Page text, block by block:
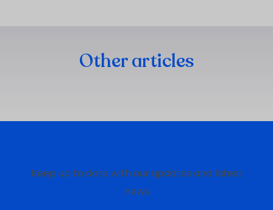
Other articles
Keep up to date with our updates and latest
news